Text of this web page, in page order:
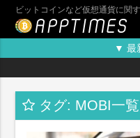
ビットコインなど仮想通貨に関
▼ 最
タグ: MOBI一覧